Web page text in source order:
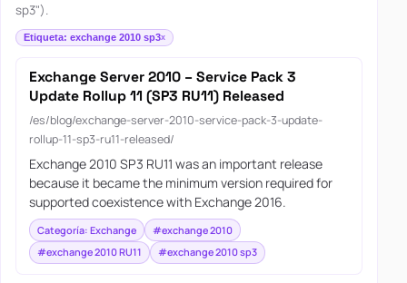
sp3").
Etiqueta: exchange 2010 sp3
Exchange Server 2010 – Service Pack 3
Update Rollup 11 (SP3 RU11) Released
/es/blog/exchange-server-2010-service-pack-3-update-
rollup-11-sp3-ru11-released/
Exchange 2010 SP3 RU11 was an important release
because it became the minimum version required for
supported coexistence with Exchange 2016.
Categoría: Exchange
#exchange 2010
#exchange 2010 RU11
#exchange 2010 sp3